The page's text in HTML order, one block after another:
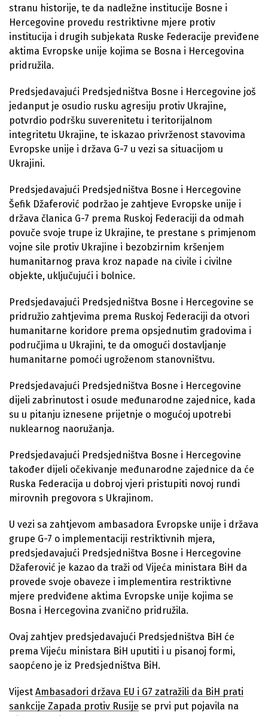
stranu historije, te da nadležne institucije Bosne i
Hercegovine provedu restriktivne mjere protiv
institucija i drugih subjekata Ruske Federacije previđene
aktima Evropske unije kojima se Bosna i Hercegovina
pridružila.
Predsjedavajući Predsjedništva Bosne i Hercegovine još
jedanput je osudio rusku agresiju protiv Ukrajine,
potvrdio podršku suverenitetu i teritorijalnom
integritetu Ukrajine, te iskazao privrženost stavovima
Evropske unije i država G-7 u vezi sa situacijom u
Ukrajini.
Predsjedavajući Predsjedništva Bosne i Hercegovine
Šefik Džaferović podržao je zahtjeve Evropske unije i
država članica G-7 prema Ruskoj Federaciji da odmah
povuče svoje trupe iz Ukrajine, te prestane s primjenom
vojne sile protiv Ukrajine i bezobzirnim kršenjem
humanitarnog prava kroz napade na civile i civilne
objekte, uključujući i bolnice.
Predsjedavajući Predsjedništva Bosne i Hercegovine se
pridružio zahtjevima prema Ruskoj Federaciji da otvori
humanitarne koridore prema opsjednutim gradovima i
područjima u Ukrajini, te da omogući dostavljanje
humanitarne pomoći ugroženom stanovništvu.
Predsjedavajući Predsjedništva Bosne i Hercegovine
dijeli zabrinutost i osude međunarodne zajednice, kada
su u pitanju iznesene prijetnje o mogućoj upotrebi
nuklearnog naoružanja.
Predsjedavajući Predsjedništva Bosne i Hercegovine
također dijeli očekivanje međunarodne zajednice da će
Ruska Federacija u dobroj vjeri pristupiti novoj rundi
mirovnih pregovora s Ukrajinom.
U vezi sa zahtjevom ambasadora Evropske unije i država
grupe G-7 o implementaciji restriktivnih mjera,
predsjedavajući Predsjedništva Bosne i Hercegovine
Džaferović je kazao da traži od Vijeća ministara BiH da
provede svoje obaveze i implementira restriktivne
mjere predviđene aktima Evropske unije kojima se
Bosna i Hercegovina zvanično pridružila.
Ovaj zahtjev predsjedavajući Predsjedništva BiH će
prema Vijeću ministara BiH uputiti i u pisanoj formi,
saopćeno je iz Predsjedništva BiH.
Vijest Ambasadori država EU i G7 zatražili da BiH prati
sankcije Zapada protiv Rusije se prvi put pojavila na